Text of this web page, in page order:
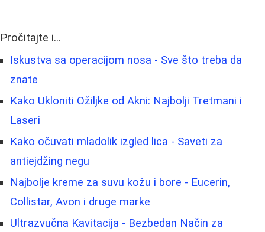
Pročitajte i...
Iskustva sa operacijom nosa - Sve što treba da
znate
Kako Ukloniti Ožiljke od Akni: Najbolji Tretmani i
Laseri
Kako očuvati mladolik izgled lica - Saveti za
antiejdžing negu
Najbolje kreme za suvu kožu i bore - Eucerin,
Collistar, Avon i druge marke
Ultrazvučna Kavitacija - Bezbedan Način za